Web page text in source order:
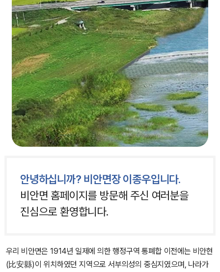
안녕하십니까? 비안면장 이종우입니다.
비안면 홈페이지를 방문해 주신 여러분을
진심으로 환영합니다.
우리 비안면은 1914년 일제에 의한 행정구역 통폐합 이전에는 비안현
(比安縣)이 위치하였던 지역으로 서부의성의 중심지였으며, 나라가